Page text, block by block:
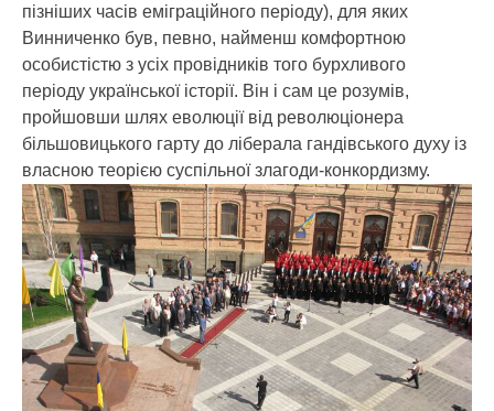
пізніших часів еміграційного періоду), для яких
Винниченко був, певно, найменш комфортною
особистістю з усіх провідників того бурхливого
періоду української історії. Він і сам це розумів,
пройшовши шлях еволюції від революціонера
більшовицького гарту до ліберала гандівського духу із
власною теорією суспільної злагоди-конкордизму.